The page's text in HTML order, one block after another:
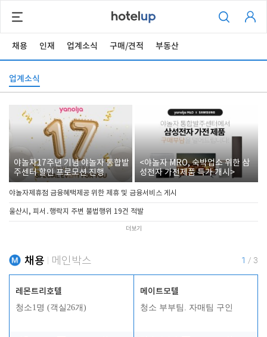
채용 인재 업계소식 구매/견적 부동산
업계소식
야놀자17주년 기념 야놀자 통합발
주센터 할인 프로모션 진행
<야놀자 MRO, 숙박업소 위한 삼
성전자 가전제품 특가 개시>
야놀자제휴점 금융혜택제공 위한 제휴 및 금융서비스 게시
울산시, 피서․행락지 주변 불법행위 19건 적발
더보기
채용 메인박스 1 / 3
레몬트리호텔
청소1명 (객실26개)
메이트모텔
청소 부부팀. 자매팀 구인